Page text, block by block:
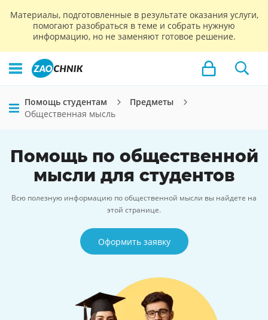
Материалы, подготовленные в результате оказания услуги,
помогают разобраться в теме и собрать нужную
информацию, но не заменяют готовое решение.
Помощь студентам
Предметы
Общественная мысль
Помощь по общественной
мысли для студентов
Всю полезную информацию по общественной мысли вы найдете на
этой странице.
Оформить заявку